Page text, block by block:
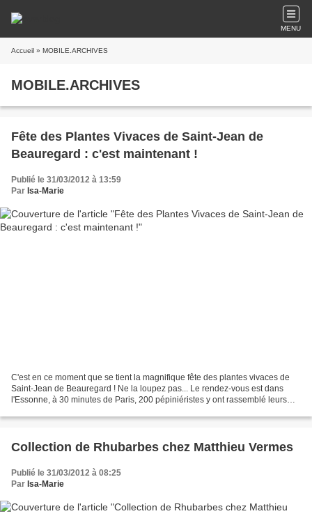
MENU
Accueil » MOBILE.ARCHIVES
MOBILE.ARCHIVES
Fête des Plantes Vivaces de Saint-Jean de
Beauregard : c'est maintenant !
Publié le 31/03/2012 à 13:59
Par Isa-Marie
C'est en ce moment que se tient la magnifique fête des plantes vivaces de
Saint-Jean de Beauregard ! Ne la loupez pas... Le rendez-vous est dans
l'Essonne, à 30 minutes de Paris, 200 pépiniéristes y ont rassemblé leurs
Collection de Rhubarbes chez Matthieu Vermes
Publié le 31/03/2012 à 08:25
Par Isa-Marie